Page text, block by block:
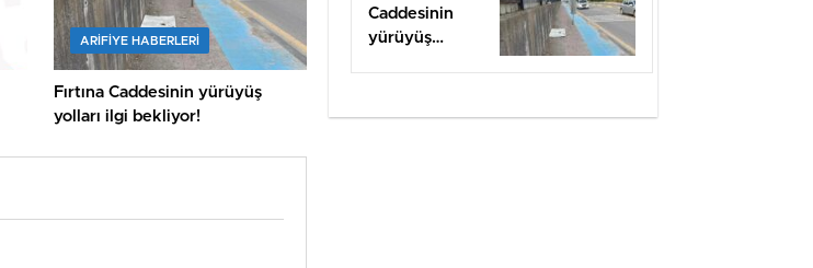
ARIFIYE HABERLERI
Fırtına Caddesinin yürüyüş
yolları ilgi bekliyor!
Caddesinin
yürüyüş